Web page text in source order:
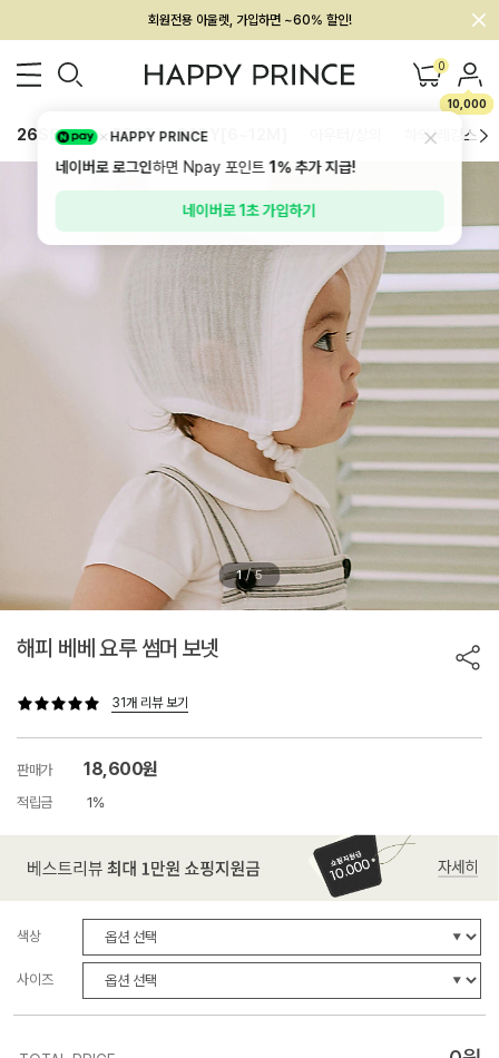
회원전용 아울렛, 가입하면 ~60% 할인!
멤버십 최대 28,000원 혜택 0
10,000
26SS 신상 BEST BABY[6~12M] 하의/레깅스
1 / 5
해피 베베 요루 썸머 보넷
31개 리뷰 보기
판매가 18,600원
적립금 1%
색상
사이즈
HAPPY PRINCE
네이버로 로그인하면 Npay 포인트1%추가 지급!
네이버로 1초 가입하기